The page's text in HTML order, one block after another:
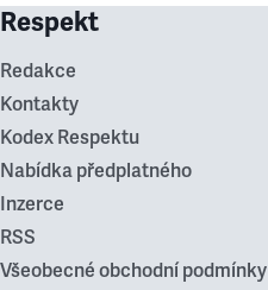
Respekt
Redakce
Kontakty
Kodex Respektu
Nabídka předplatného
Inzerce
RSS
Všeobecné obchodní podmínky